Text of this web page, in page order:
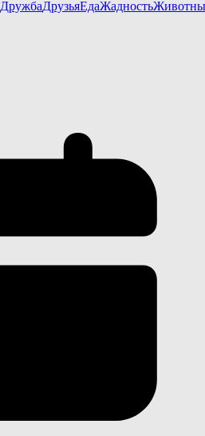
ДружбаДрузьяЕдаЖадность